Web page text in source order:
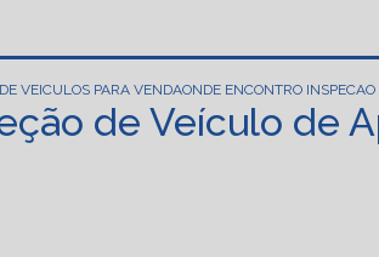
VEICULOS PARA VENDAONDE ENCONTRO
de Veículo de